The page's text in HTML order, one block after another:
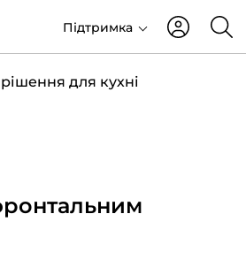
Підтримка
для кухні